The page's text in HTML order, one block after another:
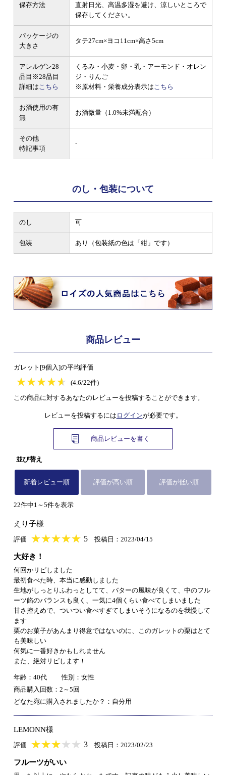
保存方法
直射日光、高温多湿を避け、涼しいところで
保存してください。
パッケージの
大きさ
タテ27cm×ヨコ11cm×高さ5cm
アレルゲン28
品目 ※28品目
詳細は こちら
くるみ・小麦・卵・乳・アーモンド・オレン
ジ・りんご
※原材料・栄養成分表示は こちら
お酒使用の有
無
お酒微量（1.0%未満配合）
その他
特記事項
-
のし・包装について
のし 可
包装 あり（包装紙の色は「紺」です）
商品レビュー
ガレット[9個入]の平均評価
★★★★★
★★★★★
(4.6/22件)
この商品に対するあなたのレビューを投稿することができます。
レビューを投稿するには ログインが必要です。
商品レビューを書く
並び替え
新着レビュー順 評価が高い順 評価が低い順
22件中1～5件を表示
えり子様
評価 ★★★★★
★★★★★ 5 投稿日：2023/04/15
大好き！
何回かリピしました
最初食べた時、本当に感動しました
生地がしっとりふわっとしてて、バターの風味が良くて、中のフル
ーツ餡のバランスも良く、一気に4個くらい食べてしまいました
甘さ控えめで、ついつい食べすぎてしまいそうになるのを我慢して
ます
栗のお菓子があんまり得意ではないのに、このガレットの栗はとて
も美味しい
何気に一番好きかもしれません
また、絶対リピします！
年齢：40代
性別：女性
商品購入回数：2～5回
どなた宛に購入されましたか？：自分用
LEMONN様
評価 ★★★★★
★★★★★ 3 投稿日：2023/02/23
フルーツがいい